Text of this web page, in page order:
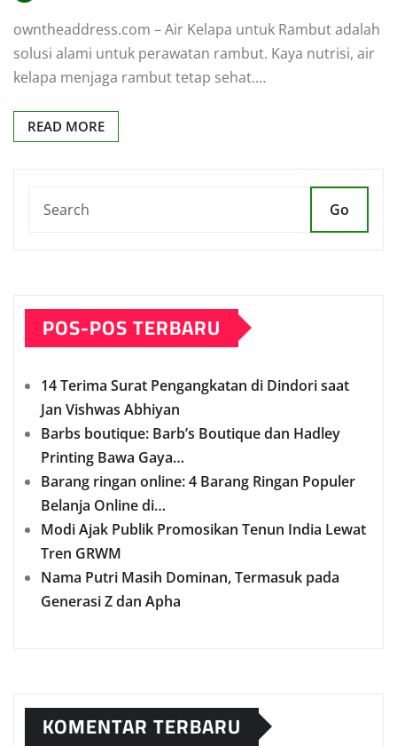
owntheaddress.com – Air Kelapa untuk Rambut adalah
solusi alami untuk perawatan rambut. Kaya nutrisi, air
kelapa menjaga rambut tetap sehat.…
READ MORE
Go
POS-POS TERBARU
14 Terima Surat Pengangkatan di Dindori saat
Jan Vishwas Abhiyan
Barbs boutique: Barb’s Boutique dan Hadley
Printing Bawa Gaya…
Barang ringan online: 4 Barang Ringan Populer
Belanja Online di…
Modi Ajak Publik Promosikan Tenun India Lewat
Tren GRWM
Nama Putri Masih Dominan, Termasuk pada
Generasi Z dan Apha
KOMENTAR TERBARU